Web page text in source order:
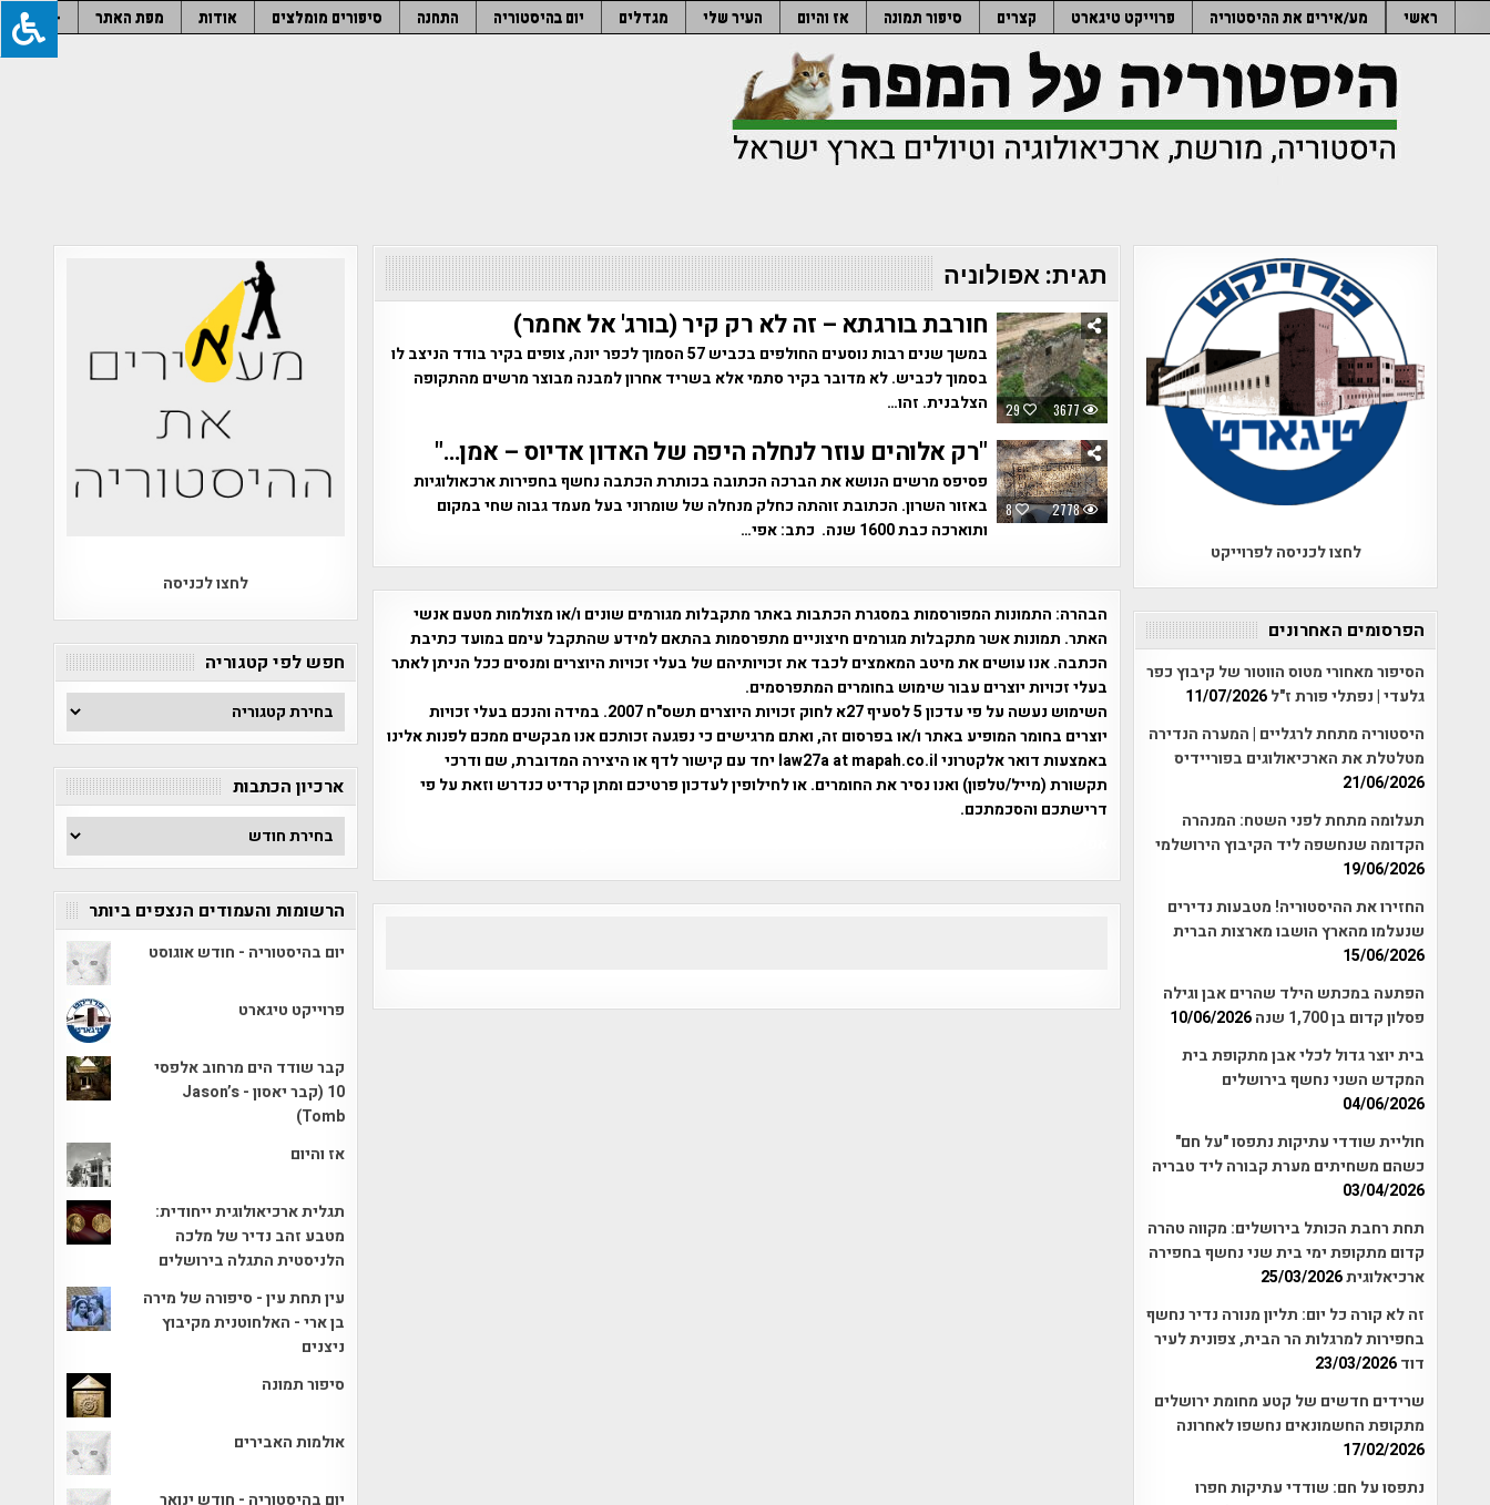
to
ראשי מע/אירים את ההיסטוריה פרוייקט טיגארט קצרים סיפור תמונה אז והיום העיר שלי מגדלים יום בהיסטוריה התחנה סיפורים מומלצים אודות מפת האתר –
תגית:אפולוניה
29 3677
חורבת בורגתא – זה לא רק קיר (בורג' אל אחמר)
במשך שנים רבות נוסעים החולפים בכביש 57 הסמוך לכפר יונה, צופים בקיר בודד הניצב לו
בסמוך לכביש. לא מדובר בקיר סתמי אלא בשריד אחרון למבנה מבוצר מרשים מהתקופה
הצלבנית. זהו…
8 2778
"רק אלוהים עוזר לנחלה היפה של האדון אדיוס – אמן…"
פסיפס מרשים הנושא את הברכה הכתובה בכותרת הכתבה נחשף בחפירות ארכאולוגיות
באזור השרון. הכתובת זוהתה כחלק מנחלה של שומרוני בעל מעמד גבוה שחי במקום
ותוארכה כבת 1600 שנה. כתב: אפי…
הבהרה: התמונות המפורסמות במסגרת הכתבות באתר מתקבלות מגורמים שונים ו/או מצולמות מטעם אנשי
האתר. תמונות אשר מתקבלות מגורמים חיצוניים מתפרסמות בהתאם למידע שהתקבל עימם במועד כתיבת
הכתבה. אנו עושים את מיטב המאמצים לכבד את זכויותיהם של בעלי זכויות היוצרים ומנסים ככל הניתן לאתר
בעלי זכויות יוצרים עבור שימוש בחומרים המתפרסמים.
השימוש נעשה על פי עדכון 5 לסעיף 27א לחוק זכויות היוצרים תשס"ח 2007. במידה והנכם בעלי זכויות
יוצרים בחומר המופיע באתר ו/או בפרסום זה, ואתם מרגישים כי נפגעה זכותכם אנו מבקשים ממכם לפנות אלינו
באמצעות דואר אלקטרוני law27a at mapah.co.il יחד עם קישור לדף או היצירה המדוברת, שם ודרכי
תקשורת (מייל/טלפון) ואנו נסיר את החומרים. או לחילופין לעדכון פרטיכם ומתן קרדיט כנדרש וזאת על פי
דרישתכם והסכמתכם.
לחצו לכניסה לפרוייקט
הפרסומים האחרונים
הסיפור מאחורי מטוס הווטור של קיבוץ כפר
גלעדי | נפתלי פורת ז"ל11/07/2026
היסטוריה מתחת לרגליים | המערה הנדירה
מטלטלת את הארכיאולוגים בפוריידיס
21/06/2026
תעלומה מתחת לפני השטח: המנהרה
הקדומה שנחשפה ליד הקיבוץ הירושלמי
19/06/2026
החזירו את ההיסטוריה! מטבעות נדירים
שנעלמו מהארץ הושבו מארצות הברית
15/06/2026
הפתעה במכתש הילד שהרים אבן וגילה
פסלון קדום בן 1,700 שנה
10/06/2026
בית יוצר גדול לכלי אבן מתקופת בית
המקדש השני נחשף בירושלים
04/06/2026
חוליית שודדי עתיקות נתפסו "על חם"
כשהם משחיתים מערת קבורה ליד טבריה
03/04/2026
תחת רחבת הכותל בירושלים: מקווה טהרה
קדום מתקופת ימי בית שני נחשף בחפירה
ארכיאלוגית25/03/2026
זה לא קורה כל יום: תליון מנורה נדיר נחשף
בחפירות למרגלות הר הבית, צפונית לעיר
דוד23/03/2026
שרידים חדשים של קטע מחומת ירושלים
מתקופת החשמונאים נחשפו לאחרונה
17/02/2026
נתפסו על חם: שודדי עתיקות חפרו
לחצו לכניסה
חפש לפי קטגוריה
חפש
לפי
קטגוריה
ארכיון הכתבות
ארכיון
הכתבות
הרשומות והעמודים הנצפים ביותר
יום בהיסטוריה - חודש אוגוסט
פרוייקט טיגארט
קבר שודד הים מרחוב אלפסי
10 (קבר יאסון - Jason’s
Tomb)
אז והיום
תגלית ארכיאולוגית ייחודית:
מטבע זהב נדיר של מלכה
הלניסטית התגלה בירושלים
עין תחת עין - סיפורה של מירה
בן ארי - האלחוטנית מקיבוץ
ניצנים
סיפור תמונה
אולמות האבירים
יום בהיסטוריה - חודש ינואר